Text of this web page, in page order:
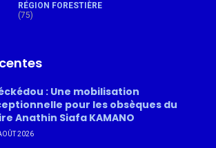
RÉGION FORESTIÈRE
(75)
: Une mobilisation
pour les obsèques du
Anathin Siafa KAMANO
2026